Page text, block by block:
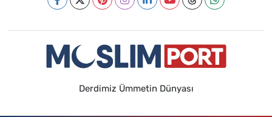
Derdimiz Ümmetin Dünyası